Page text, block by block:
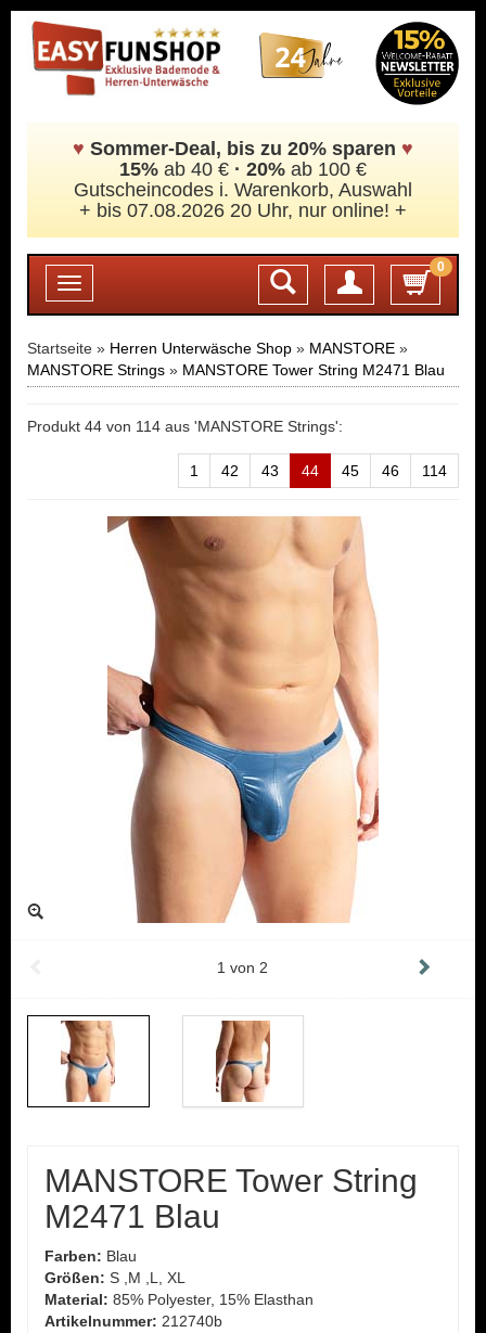
♥ Sommer-Deal, bis zu 20% sparen ♥
15% ab 40 € · 20% ab 100 €
Gutscheincodes i. Warenkorb, Auswahl
+ bis 07.08.2026 20 Uhr, nur online! +
Toggle
navigation
0
Login
Startseite » Herren Unterwäsche Shop » MANSTORE »
MANSTORE Strings » MANSTORE Tower String M2471 Blau
Produkt 44 von 114 aus 'MANSTORE Strings':
1 42 43 44 45 46 114
1 von 2
MANSTORE Tower String
M2471 Blau
Farben: Blau
Größen: S ,M ,L, XL
Material: 85% Polyester, 15% Elasthan
Artikelnummer: 212740b